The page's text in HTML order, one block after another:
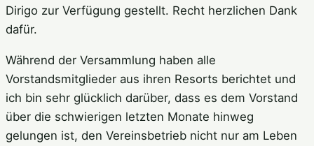
Dirigo zur Verfügung gestellt. Recht herzlichen Dank
dafür.
Während der Versammlung haben alle
Vorstandsmitglieder aus ihren Resorts berichtet und
ich bin sehr glücklich darüber, dass es dem Vorstand
über die schwierigen letzten Monate hinweg
gelungen ist, den Vereinsbetrieb nicht nur am Leben